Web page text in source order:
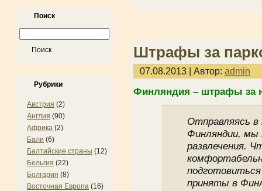
Поиск
Рубрики
Австрия (2)
Англия (90)
Африка (2)
Бали (6)
Балтийские страны (12)
Бельгия (22)
Болгария (8)
Восточная Европа (16)
Штрафы за
07.08.2013 | Автор: admin
Финляндия – штрафы за
Отправляясь
Финляндии, мы
развлечения.
приняты в